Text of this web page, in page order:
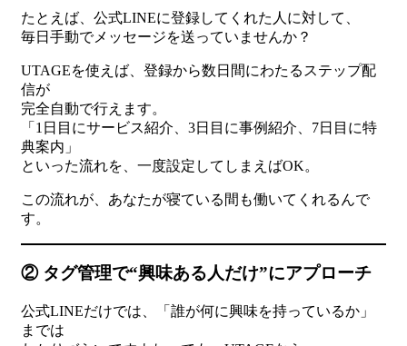
たとえば、公式LINEに登録してくれた人に対して、
毎日手動でメッセージを送っていませんか？
UTAGEを使えば、登録から数日間にわたるステップ配
信が
完全自動で行えます。
「1日目にサービス紹介、3日目に事例紹介、7日目に特
典案内」
といった流れを、一度設定してしまえばOK。
この流れが、あなたが寝ている間も働いてくれるんで
す。
② タグ管理で“興味ある人だけ”にアプローチ
公式LINEだけでは、「誰が何に興味を持っているか」
までは